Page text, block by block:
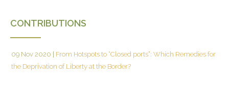
CONTRIBUTIONS
09 Nov 2020
From Hotspots to “Closed ports”: Which Remedies for
the Deprivation of Liberty at the Border?